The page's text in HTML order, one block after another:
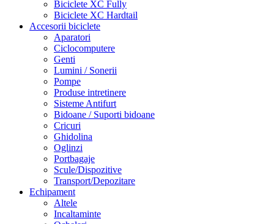
Biciclete XC Fully
Biciclete XC Hardtail
Accesorii biciclete
Aparatori
Ciclocomputere
Genti
Lumini / Sonerii
Pompe
Produse intretinere
Sisteme Antifurt
Bidoane / Suporti bidoane
Cricuri
Ghidolina
Oglinzi
Portbagaje
Scule/Dispozitive
Transport/Depozitare
Echipament
Altele
Incaltaminte